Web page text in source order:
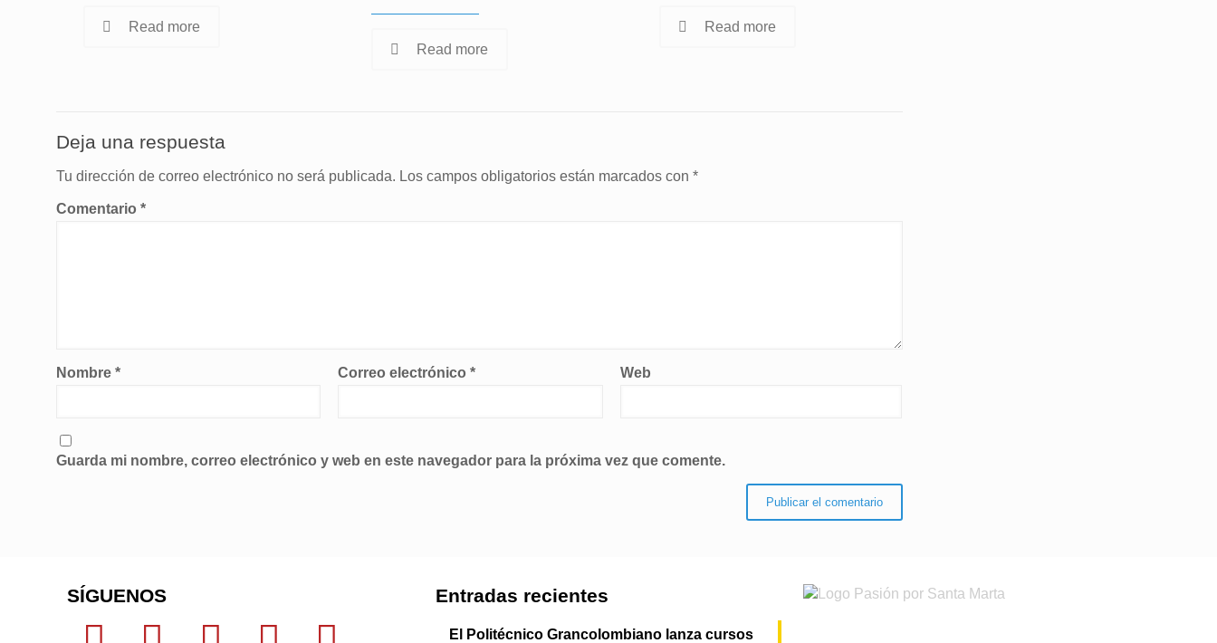
Read more
Read more
Read more
Deja una respuesta
Tu dirección de correo electrónico no será publicada. Los campos obligatorios están marcados con *
Comentario *
Nombre * Correo electrónico* Web
Guarda mi nombre, correo electrónico y web en este navegador para la próxima vez que comente.
SÍGUENOS Entradas recientes
El Politécnico Grancolombiano lanza cursos